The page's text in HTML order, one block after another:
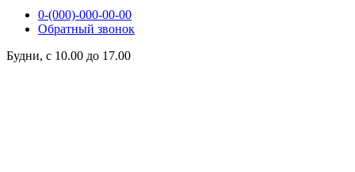
0-(000)-000-00-00
Обратный звонок
Будни, с 10.00 до 17.00